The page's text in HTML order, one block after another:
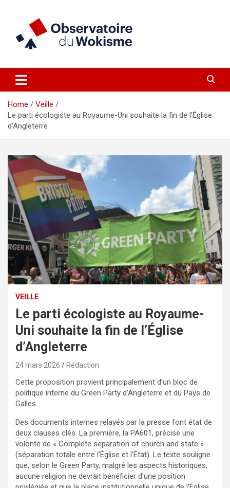
Observatoire du Wokisme
Home
Veille
Le parti écologiste au Royaume-Uni souhaite la fin de l’Église
d’Angleterre
VEILLE
Le parti écologiste au Royaume-
Uni souhaite la fin de l’Église
d’Angleterre
24 mars 2026 Rédaction
Cette proposition provient principalement d’un bloc de
politique interne du Green Party d’Angleterre et du Pays de
Galles.
Des documents internes relayés par la presse font état de
deux clauses clés. La première, la PA601, précise une
volonté de « Complete separation of church and state »
(séparation totale entre l’Église et l’État). Le texte souligne
que, selon le Green Party, malgré les aspects historiques,
aucune religion ne devrait bénéficier d’une position